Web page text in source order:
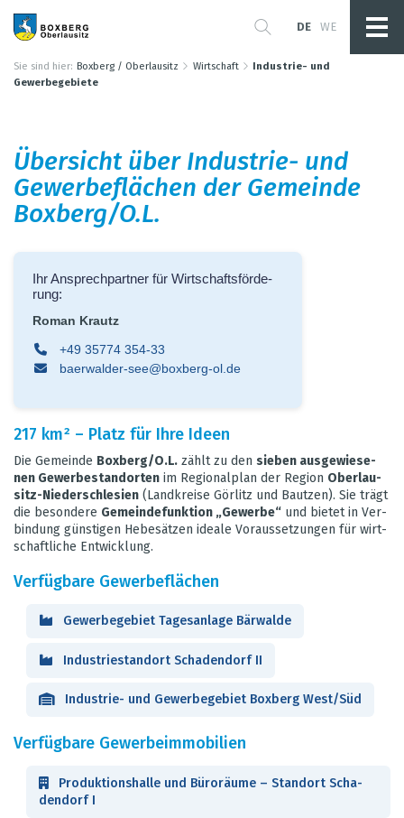
DE WE
Sie sind hier: Boxberg / Oberlausitz Wirtschaft
Industrie- und
Gewerbegebiete
Über­sicht über Indus­trie- und
Gewer­be­flä­chen der Gemeinde
Box­berg/O.L.
Ihr Ansprech­part­ner für Wirt­schafts­för­de­
rung:
Roman Krautz
+49 35774 354-33
baer­wal­der-see@​boxberg-​ol.​de
217 km² – Platz für Ihre Ideen
Die Gemeinde Box­berg/O.L. zählt zu den sie­ben aus­ge­wie­se­
nen Gewer­be­stand­or­ten im Regio­nal­plan der Region Ober­lau­
sitz-Nie­der­schle­sien (Land­kreise Gör­litz und Baut­zen). Sie trägt
die beson­dere Gemein­de­funk­tion „Gewerbe“ und bie­tet in Ver­
bin­dung güns­ti­gen Hebe­sät­zen ideale Vor­aus­set­zun­gen für wirt­
schaft­li­che Ent­wick­lung.
Ver­füg­bare Gewer­be­flä­chen
Gewer­be­ge­biet Tages­an­lage Bär­walde
Indus­trie­stand­ort Scha­den­dorf II
Indus­trie- und Gewer­be­ge­biet Box­berg West/Süd
Ver­füg­bare Gewer­be­im­mo­bi­lien
Pro­duk­ti­ons­halle und Büro­räume – Stand­ort Scha­
den­dorf I